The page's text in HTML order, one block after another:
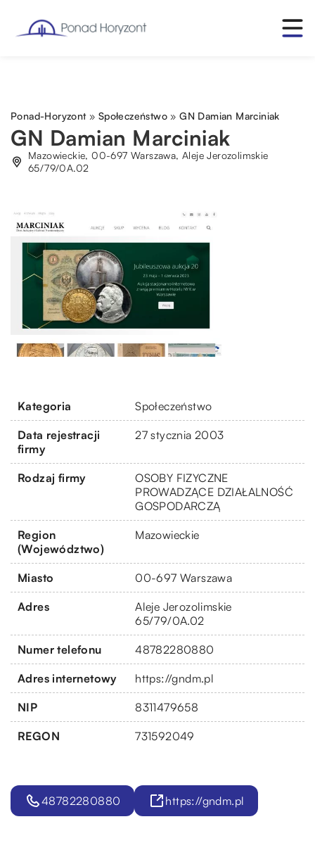
Ponad-Horyzont» Społeczeństwo »GN Damian Marciniak
GN Damian Marciniak
Mazowieckie, 00-697 Warszawa, Aleje Jerozolimskie
65/79/0A.02
Kategoria Społeczeństwo
Data rejestracji
firmy
27 stycznia 2003
Rodzaj firmy
OSOBY FIZYCZNE
PROWADZĄCE DZIAŁALNOŚĆ
GOSPODARCZĄ
Region
(Województwo)
Mazowieckie
Miasto 00-697 Warszawa
Adres
Aleje Jerozolimskie
65/79/0A.02
Numer telefonu 48782280880
Adres internetowy https://gndm.pl
NIP 8311479658
REGON 731592049
48782280880 https://gndm.pl